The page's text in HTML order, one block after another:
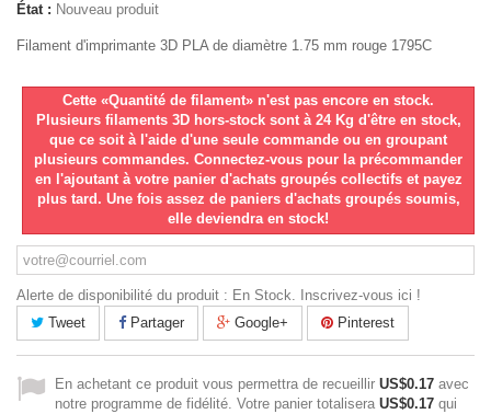
État : Nouveau produit
Filament d'imprimante 3D PLA de diamètre 1.75 mm rouge 1795C
Cette «Quantité de filament» n'est pas encore en stock.
Plusieurs filaments 3D hors-stock sont à 24 Kg d'être en stock,
que ce soit à l'aide d'une seule commande ou en groupant
plusieurs commandes. Connectez-vous pour la précommander
en l'ajoutant à votre panier d'achats groupés collectifs et payez
plus tard. Une fois assez de paniers d'achats groupés soumis,
elle deviendra en stock!
Alerte de disponibilité du produit : En Stock. Inscrivez-vous ici !
Tweet
Partager Google+ Pinterest
En achetant ce produit vous permettra de recueillir US$0.17 avec
notre programme de fidélité. Votre panier totalisera US$0.17 qui